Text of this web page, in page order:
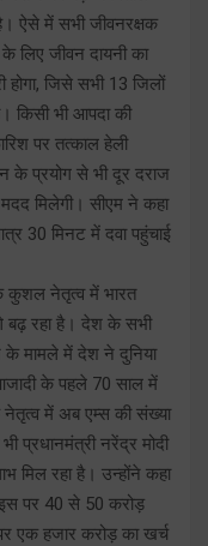
ऐसे में सभी जीवनरक्षक
लिए जीवन दायनी का
जिसे सभी 13 जिलों
किसी भी आपदा की
पर तत्काल हेली
के प्रयोग से भी दूर दराज
मिलेगी। सीएम ने कहा
30 मिनट में दवा पहुंचाई
कुशल नेतृत्व में भारत
बढ़ रहा है। देश के सभी
के मामले में देश ने दुनिया
के पहले 70 साल में
में अब एम्स की संख्या
प्रधानमंत्री नरेंद्र मोदी
मिल रहा है। उन्होंने कहा
पर 40 से 50 करोड़
एक हजार करोड़ का खर्च